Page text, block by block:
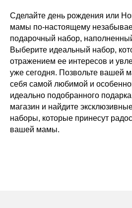
Сделайте день рождения или
мамы по-настоящему
подарочный набор,
Выберите идеальный набор,
отражением ее интересов и
уже сегодня. Позвольте вашей
себя самой любимой и
идеально подобранного
магазин и найдите
наборы, которые принесут
вашей мамы.